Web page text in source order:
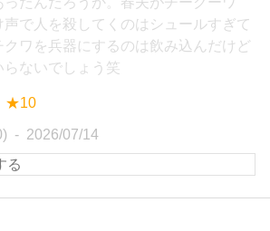
声で人を殺してくのはシュールすぎて
クワを兵器にするのは飲み込んだけど
らないでしょう笑
★10
2026/07/14